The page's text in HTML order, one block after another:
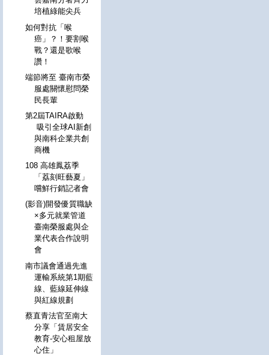
培植綠能尖兵
如何對抗「喉
癌」？！要割喉
戰？還是歌喉
讚！
端節將至 臺南市榮
服處關懷慰問榮
民長輩
第2屆TAIRA啟動
吸引全球AI新創
與南科企業共創
商機
108 高雄鳳荔季
「荔刻旺藝夏」
嚐鮮行銷記者會
(影音)開發優質職缺
×多元就業管道
臺南榮服處與企
業代表合作說明
會
南市議會通過先進
運輸系統第1期藍
線、藍線延伸線
與紅線規劃
蔡直青法官至南大
分享「賃居安全
教育-安心租屋放
心住」